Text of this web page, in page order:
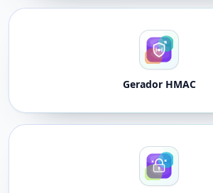
Gerador HMAC